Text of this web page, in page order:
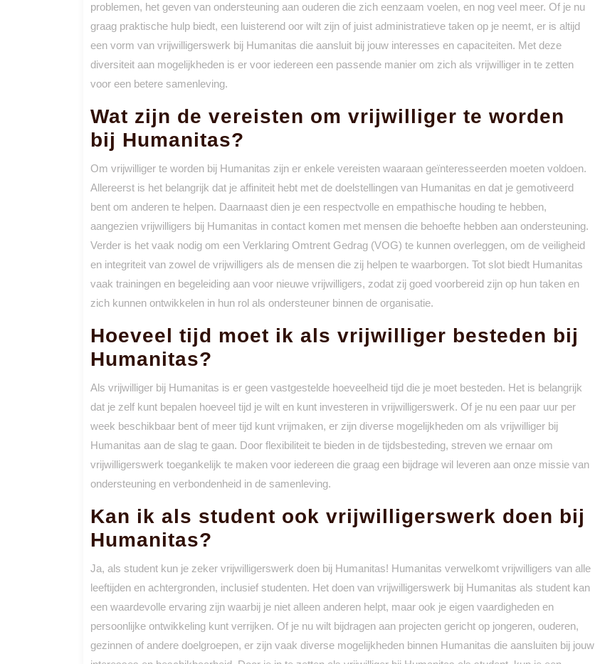
problemen, het geven van ondersteuning aan ouderen die zich eenzaam voelen, en nog veel meer. Of je nu
graag praktische hulp biedt, een luisterend oor wilt zijn of juist administratieve taken op je neemt, er is altijd
een vorm van vrijwilligerswerk bij Humanitas die aansluit bij jouw interesses en capaciteiten. Met deze
diversiteit aan mogelijkheden is er voor iedereen een passende manier om zich als vrijwilliger in te zetten
voor een betere samenleving.
Wat zijn de vereisten om vrijwilliger te worden
bij Humanitas?
Om vrijwilliger te worden bij Humanitas zijn er enkele vereisten waaraan geïnteresseerden moeten voldoen.
Allereerst is het belangrijk dat je affiniteit hebt met de doelstellingen van Humanitas en dat je gemotiveerd
bent om anderen te helpen. Daarnaast dien je een respectvolle en empathische houding te hebben,
aangezien vrijwilligers bij Humanitas in contact komen met mensen die behoefte hebben aan ondersteuning.
Verder is het vaak nodig om een Verklaring Omtrent Gedrag (VOG) te kunnen overleggen, om de veiligheid
en integriteit van zowel de vrijwilligers als de mensen die zij helpen te waarborgen. Tot slot biedt Humanitas
vaak trainingen en begeleiding aan voor nieuwe vrijwilligers, zodat zij goed voorbereid zijn op hun taken en
zich kunnen ontwikkelen in hun rol als ondersteuner binnen de organisatie.
Hoeveel tijd moet ik als vrijwilliger besteden bij
Humanitas?
Als vrijwilliger bij Humanitas is er geen vastgestelde hoeveelheid tijd die je moet besteden. Het is belangrijk
dat je zelf kunt bepalen hoeveel tijd je wilt en kunt investeren in vrijwilligerswerk. Of je nu een paar uur per
week beschikbaar bent of meer tijd kunt vrijmaken, er zijn diverse mogelijkheden om als vrijwilliger bij
Humanitas aan de slag te gaan. Door flexibiliteit te bieden in de tijdsbesteding, streven we ernaar om
vrijwilligerswerk toegankelijk te maken voor iedereen die graag een bijdrage wil leveren aan onze missie van
ondersteuning en verbondenheid in de samenleving.
Kan ik als student ook vrijwilligerswerk doen bij
Humanitas?
Ja, als student kun je zeker vrijwilligerswerk doen bij Humanitas! Humanitas verwelkomt vrijwilligers van alle
leeftijden en achtergronden, inclusief studenten. Het doen van vrijwilligerswerk bij Humanitas als student kan
een waardevolle ervaring zijn waarbij je niet alleen anderen helpt, maar ook je eigen vaardigheden en
persoonlijke ontwikkeling kunt verrijken. Of je nu wilt bijdragen aan projecten gericht op jongeren, ouderen,
gezinnen of andere doelgroepen, er zijn vaak diverse mogelijkheden binnen Humanitas die aansluiten bij jouw